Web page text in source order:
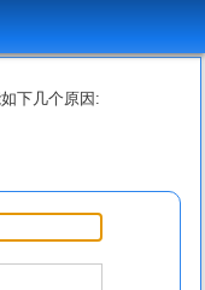
下几个原因: